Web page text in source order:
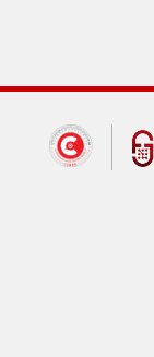
Dış